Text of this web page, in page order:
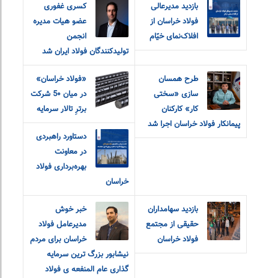
بازدید مدیرعالی
فولاد خراسان از
افلاک‌نمای خیّام
کسری غفوری
عضو هیات مدیره
انجمن
تولیدکنندگان فولاد ایران شد
طرح همسان
سازی «سختی
کار» کارکنان
پیمانکار فولاد خراسان اجرا شد
«فولاد خراسان»
در میان 5۰ شرکت
برترِ تالار سرمایه
دستاورد راهبردی
در معاونت
بهره‌برداری فولاد
خراسان
بازدید سهامداران
حقیقی از مجتمع
فولاد خراسان
خبر خوش
مدیرعامل فولاد
خراسان برای مردم
نیشابور بزرگ ترین سرمایه
گذاری عام المنفعه ی فولاد